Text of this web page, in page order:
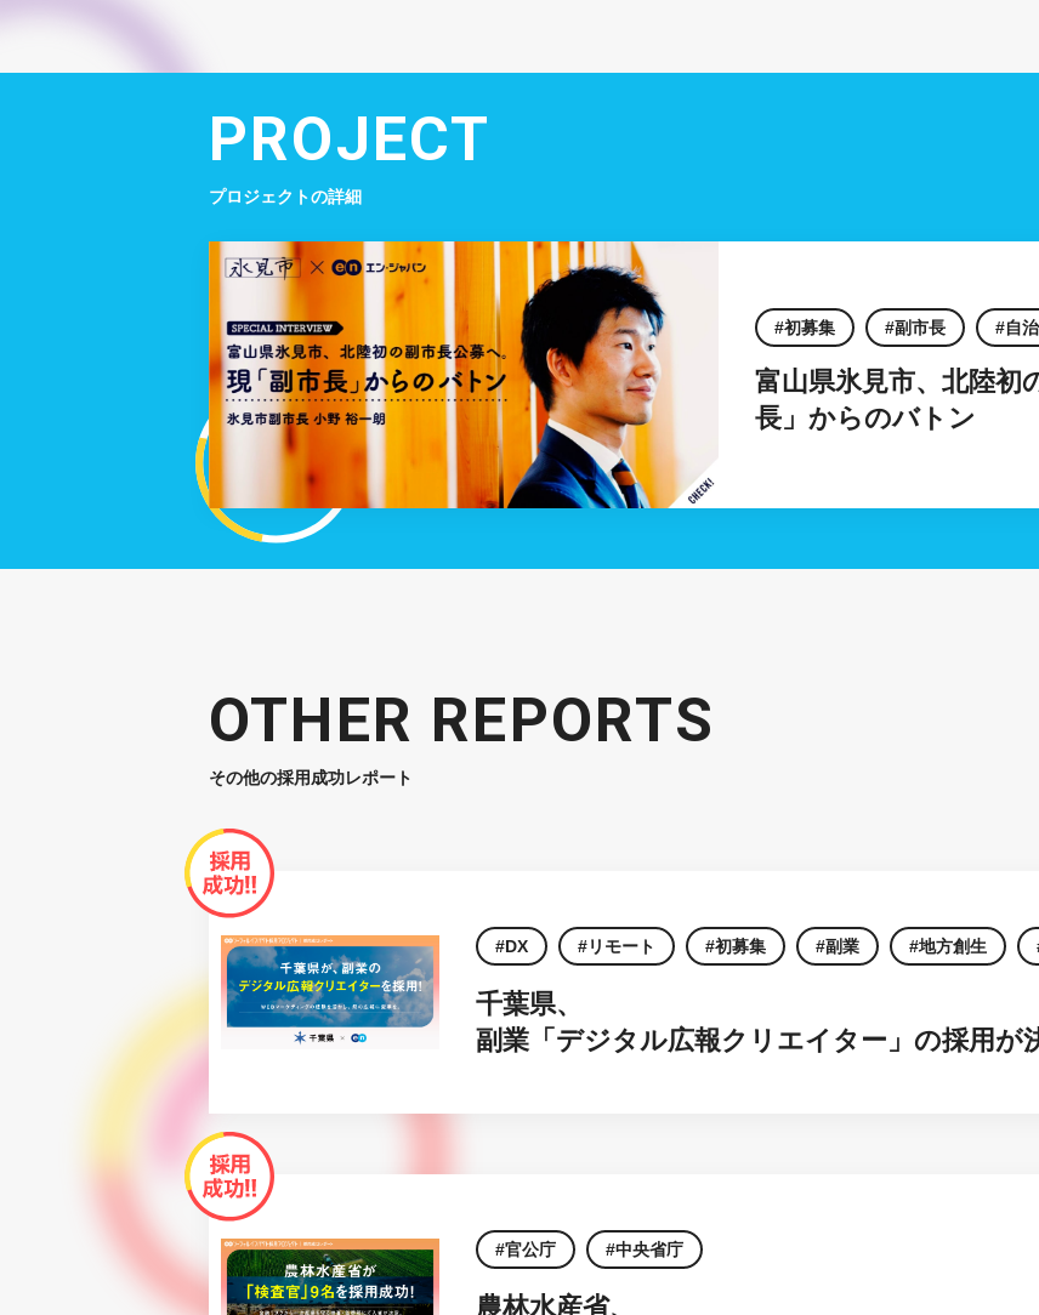
PROJECT
プロジェクトの詳細
初募集 副市長 自
富山県氷見市、北陸初
長」からのバトン
OTHER REPORTS
その他の採用成功レポート
DX リモート 初募集 副業 地方創生
千葉県、
副業「デジタル広報クリエイター」の採用が
官公庁 中央省庁
農林水産省、